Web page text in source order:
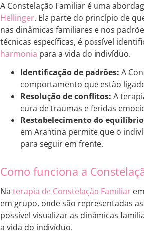
A Constelação Familiar é uma
Hellinger. Ela parte do princípio de
nas dinâmicas familiares e nos
técnicas específicas, é possível
harmonia para a vida do indivíduo.
Identificação de padrões: A
comportamento que estão
Resolução de conflitos: A
cura de traumas e feridas
Restabelecimento do
em Arantina permite que o
para seguir em frente.
Como funciona a
Na terapia de Constelação Familiar
em grupo, onde são representadas
possível visualizar as dinâmicas
a vida do indivíduo.